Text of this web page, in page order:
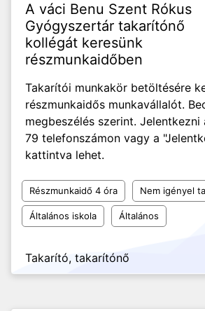
A váci Benu Szent Rókus
Gyógyszertár takarítónő
kollégát keresünk
részmunkaidőben
Takarítói munkakör betöltésére
részmunkaidős munkavállalót.
megbeszélés szerint.
79 telefonszámon vagy a
kattintva lehet.
Részmunkaidő 4 óra Nem igényel
Általános iskola Általános
Takarító, takarítónő